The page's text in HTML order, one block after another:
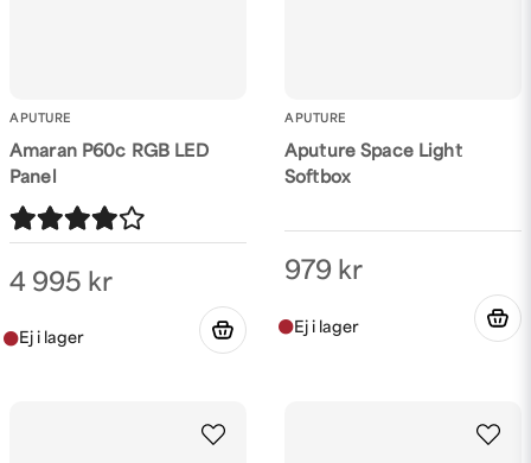
APUTURE
Amaran P60c RGB LED
Panel
4 995 kr
APUTURE
Aputure Space Light
Softbox
979 kr